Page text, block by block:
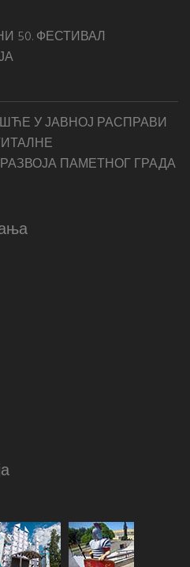
50. ФЕСТИВАЛ
У ЈАВНОЈ РАСПРАВИ
ПАМЕТНОГ ГРАДА